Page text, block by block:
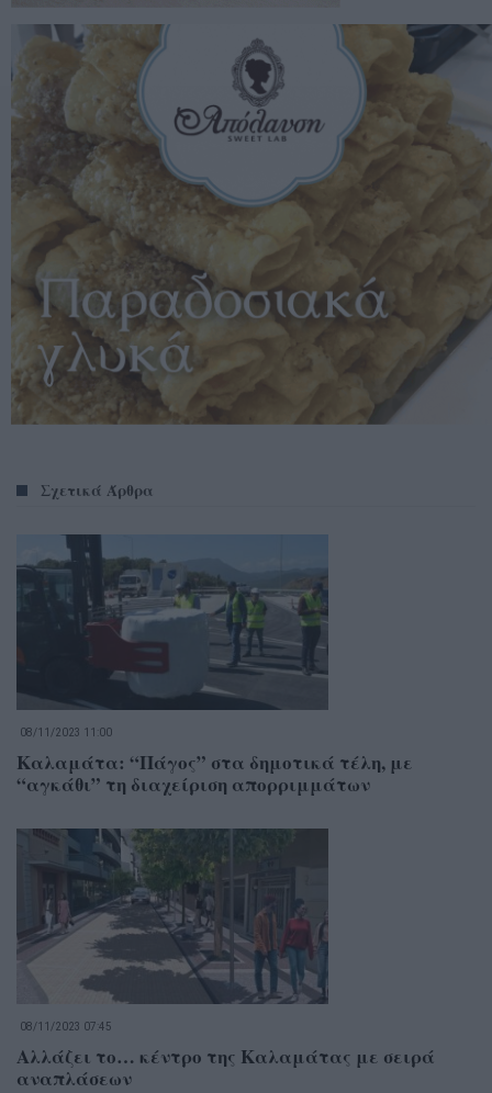
Σχετικά Άρθρα
08/11/2023 11:00
Καλαμάτα: “Πάγος” στα δημοτικά τέλη, με
“αγκάθι” τη διαχείριση απορριμμάτων
08/11/2023 07:45
Αλλάζει το… κέντρο της Καλαμάτας με σειρά
αναπλάσεων